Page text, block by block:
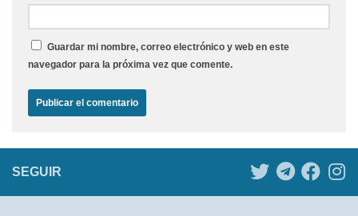
Guardar mi nombre, correo electrónico y web en este
navegador para la próxima vez que comente.
SEGUIR